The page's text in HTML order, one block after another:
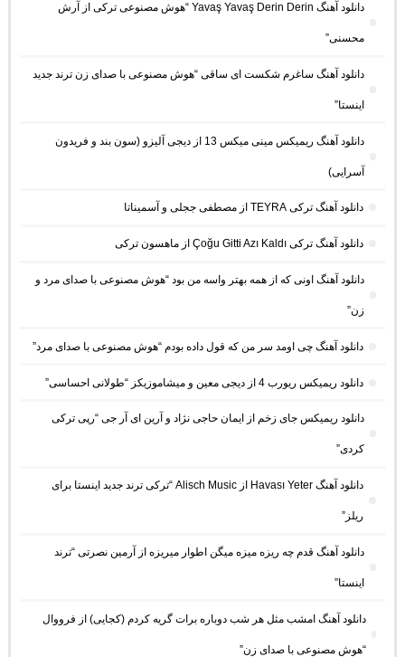
دانلود آهنگ Yavaş Yavaş Derin Derin “هوش مصنوعی ترکی از آرش
محسنی”
دانلود آهنگ ساغرم شکست ای ساقی “هوش مصنوعی با صدای زن ترند جدید
اینستا”
دانلود آهنگ ریمیکس مینی میکس 13 از دیجی آلیزو (سون بند و فریدون
آسرایی)
دانلود آهنگ ترکی TEYRA از مصطفی ججلی و آسمیناتا
دانلود آهنگ ترکی Çoğu Gitti Azı Kaldı از ماهسون ترکی
دانلود آهنگ اونی که از همه بهتر واسه من بود “هوش مصنوعی با صدای مرد و
زن”
دانلود آهنگ چی اومد سر من که قول داده بودم “هوش مصنوعی با صدای مرد”
دانلود ریمیکس ریورب 4 از دیجی معین و میشاموزیکز “طولانی احساسی”
دانلود ریمیکس جای زخم از ایمان حاجی نژاد و آرین ای آر جی “رپی ترکی
کردی”
دانلود آهنگ Havası Yeter از Alisch Music “ترکی ترند جدید اینستا برای
ریلز”
دانلود آهنگ ﻗﺪم ﭼﻪ رﻳﺰه ﻣﻴﺰه ﻣﻴﮕﻦ اﻃﻮار ﻣﻴﺮﻳﺰه از آرمین نصرتی “ترند
اینستا”
دانلود آهنگ امشب مثل هر شب دوباره برات گریه کردم (کجایی) از فرووال
“هوش مصنوعی با صدای زن”